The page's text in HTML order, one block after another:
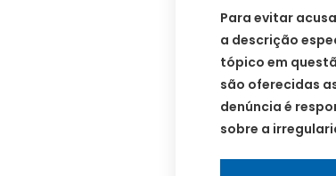
Para evitar
a descrição
tópico em
são oferecidas
denúncia é
sobre a